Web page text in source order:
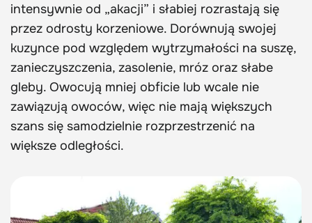
intensywnie od „akacji” i słabiej rozrastają się
przez odrosty korzeniowe. Dorównują swojej
kuzynce pod względem wytrzymałości na suszę,
zanieczyszczenia, zasolenie, mróz oraz słabe
gleby. Owocują mniej obficie lub wcale nie
zawiązują owoców, więc nie mają większych
szans się samodzielnie rozprzestrzenić na
większe odległości.